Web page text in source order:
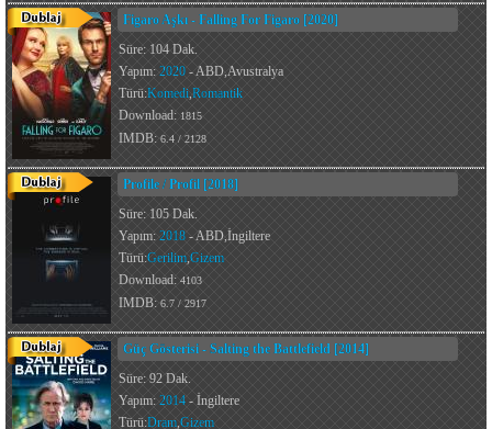
Figaro Aşkı - Falling For Figaro [2020]
Süre: 104 Dak.
Yapım: 2020 - ABD,Avustralya
Türü:Komedi,Romantik
Download: 1815
IMDB: 6.4 / 2128
Profile / Profil [2018]
Süre: 105 Dak.
Yapım: 2018 - ABD,İngiltere
Türü:Gerilim,Gizem
Download: 4103
IMDB: 6.7 / 2917
Güç Gösterisi - Salting the Battlefield [2014]
Süre: 92 Dak.
Yapım: 2014 - İngiltere
Türü:Dram,Gizem